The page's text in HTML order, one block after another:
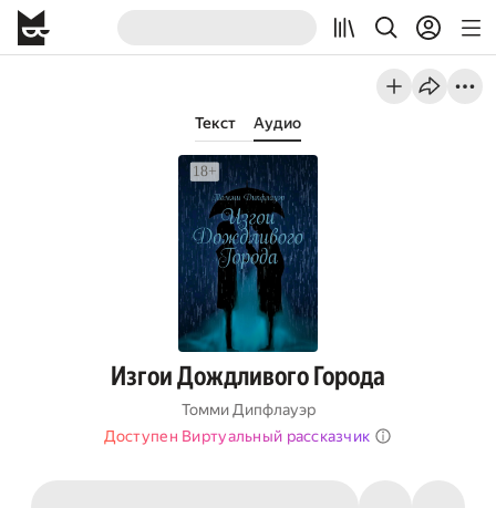
Текст Аудио
Изгои Дождливого Города
Томми Дипфлауэр
Доступен Виртуальный рассказчик